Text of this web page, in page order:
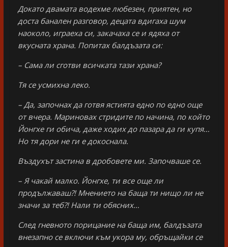
Докато двамата водехме любезен, приятен, но
доста банален разговор, децата вдигаха шум
наоколо, играеха си, закачаха се и ядяха от
вкусната храна. Попитах балдъзата си:
– Сама ли сготви всичката тази храна?
Тя се усмихна леко.
– Да, започнах да готвя ястията едно по едно още
от вчера. Мариновах стридите по начина, по който
Йонгхе ги обича, даже ходих до пазара да ги купя…
Но тя дори не ги е докоснала.
Въздухът застина в дробовете ми. Започваше се.
– Я чакай малко. Йонгхе, ти все още ли
продължаваш?! Мнението на баща ти нищо ли не
значи за теб?! Нали ти обясних…
След гневното порицание на баща им, балдъзата
внезапно се включи към укора му, обръщайки се